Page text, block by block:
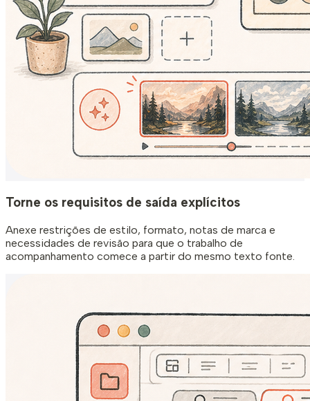
Torne os requisitos de saída explícitos
Anexe restrições de estilo, formato, notas de marca e
necessidades de revisão para que o trabalho de
acompanhamento comece a partir do mesmo texto fonte.